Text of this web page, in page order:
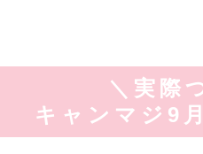
＼実際
キャンマジ9